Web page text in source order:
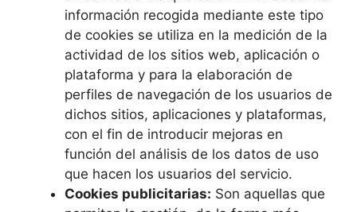
información recogida mediante este tipo
de cookies se utiliza en la medición de la
actividad de los sitios web, aplicación o
plataforma y para la elaboración de
perfiles de navegación de los usuarios de
dichos sitios, aplicaciones y plataformas,
con el fin de introducir mejoras en
función del análisis de los datos de uso
que hacen los usuarios del servicio.
Cookies publicitarias: Son aquellas que